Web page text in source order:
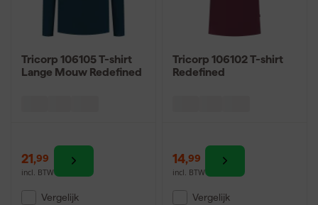
Tricorp 106105 T-shirt
Lange Mouw Redefined
21,99
incl. BTW
Vergelijk
Tricorp 106102 T-shirt
Redefined
14,99
incl. BTW
Vergelijk